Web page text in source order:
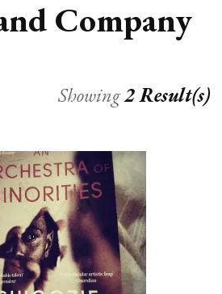
Company
Showing2 Result(s)